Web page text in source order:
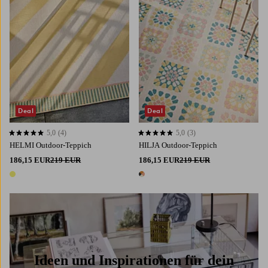
HELMI Outdoor-Teppich
186,15 EUR219 EUR
1 Farbe
5,0 basierend auf 4 Bewertungen
5,0 (4)
Deal
HILJA Outdoor-Teppich
186,15 EUR219 EUR
1 Farbe
5,0 basierend auf 3 Bewertungen
5,0 (3)
Deal
Ideen und Inspirationen für dein